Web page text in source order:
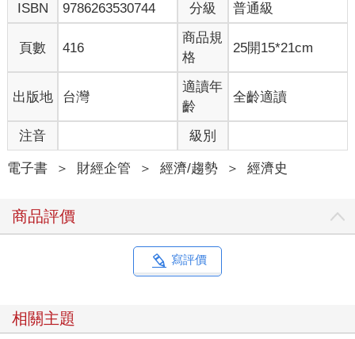
ISBN
9786263530744 分級 普通級
頁數 416
商品規
格
25開15*21cm
出版地 台灣
適讀年
齡
全齡適讀
注音 級別
電子書 ＞ 財經企管 ＞ 經濟/趨勢 ＞ 經濟史
商品評價
寫評價
相關主題